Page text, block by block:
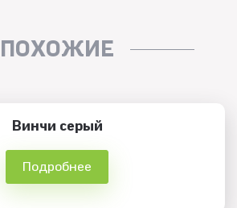
ПОХОЖИЕ
Винчи серый
Подробнее